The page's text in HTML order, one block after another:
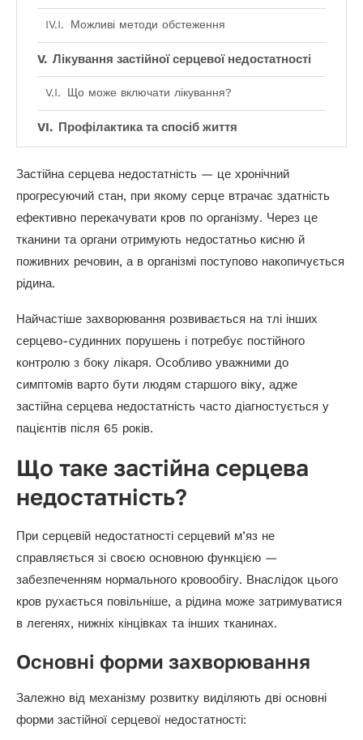
Можливі методи обстеження
Лікування застійної серцевої недостатності
Що може включати лікування?
Профілактика та спосіб життя
Застійна серцева недостатність — це хронічний
прогресуючий стан, при якому серце втрачає здатність
ефективно перекачувати кров по організму. Через це
тканини та органи отримують недостатньо кисню й
поживних речовин, а в організмі поступово накопичується
рідина.
Найчастіше захворювання розвивається на тлі інших
серцево-судинних порушень і потребує постійного
контролю з боку лікаря. Особливо уважними до
симптомів варто бути людям старшого віку, адже
застійна серцева недостатність часто діагностується у
пацієнтів після 65 років.
Що таке застійна серцева
недостатність?
При серцевій недостатності серцевий м’яз не
справляється зі своєю основною функцією —
забезпеченням нормального кровообігу. Внаслідок цього
кров рухається повільніше, а рідина може затримуватися
в легенях, нижніх кінцівках та інших тканинах.
Основні форми захворювання
Залежно від механізму розвитку виділяють дві основні
форми застійної серцевої недостатності: